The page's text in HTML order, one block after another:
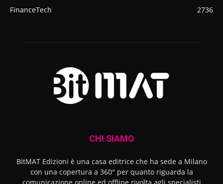
FinanceTech
2736
CHI SIAMO
BitMAT Edizioni è una casa editrice che ha sede a Milano
con una copertura a 360° per quanto riguarda la